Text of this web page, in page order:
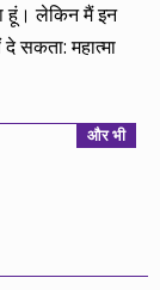
हूं। लेकिन मैं इन
सकता: महात्मा
और भी